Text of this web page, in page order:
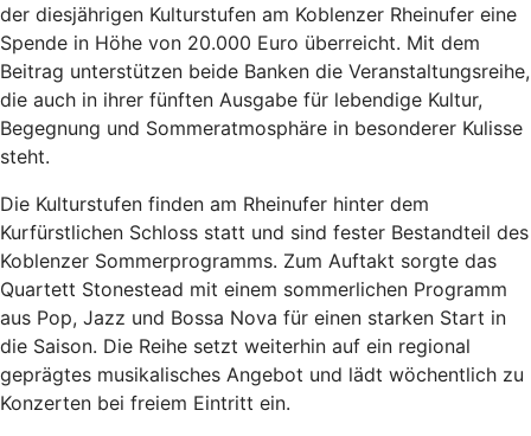
der diesjährigen Kulturstufen am Koblenzer Rheinufer eine
Spende in Höhe von 20.000 Euro überreicht. Mit dem
Beitrag unterstützen beide Banken die Veranstaltungsreihe,
die auch in ihrer fünften Ausgabe für lebendige Kultur,
Begegnung und Sommeratmosphäre in besonderer Kulisse
steht.
Die Kulturstufen finden am Rheinufer hinter dem
Kurfürstlichen Schloss statt und sind fester Bestandteil des
Koblenzer Sommerprogramms. Zum Auftakt sorgte das
Quartett Stonestead mit einem sommerlichen Programm
aus Pop, Jazz und Bossa Nova für einen starken Start in
die Saison. Die Reihe setzt weiterhin auf ein regional
geprägtes musikalisches Angebot und lädt wöchentlich zu
Konzerten bei freiem Eintritt ein.